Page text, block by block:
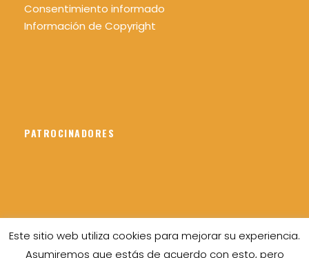
Consentimiento informado
Información de Copyright
PATROCINADORES
Este sitio web utiliza cookies para mejorar su experiencia.
Asumiremos que estás de acuerdo con esto, pero